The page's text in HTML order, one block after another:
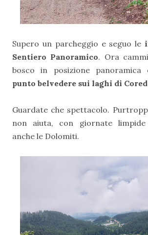
Supero un parcheggio e seguo le
Sentiero Panoramico. Ora
bosco in posizione
punto belvedere sui laghi di
Guardate che spettacolo.
non aiuta, con giornate limpide
anche le Dolomiti.